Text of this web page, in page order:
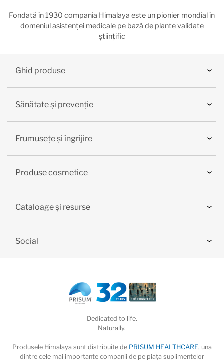
Fondată în 1930 compania Himalaya este un pionier mondial în
domeniul asistenței medicale pe bază de plante validate
științific
Ghid produse
Sănătate și prevenție
Frumusețe și îngrijire
Produse cosmetice
Cataloage și resurse
Social
Dedicated to life.
Naturally.
Produsele Himalaya sunt distribuite de PRISUM HEALTHCARE, una
dintre cele mai importante companii de pe piaţa suplimentelor